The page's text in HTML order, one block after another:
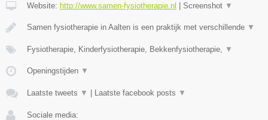
Website: http://www.samen-fysiotherapie.nl Screenshot ▼
Samen fysiotherapie in Aalten is een praktijk met verschillende ▼
Fysiotherapie, Kinderfysiotherapie, Bekkenfysiotherapie, ▼
Openingstijden ▼
Laatste tweets ▼ Laatste facebook posts ▼
Sociale media: